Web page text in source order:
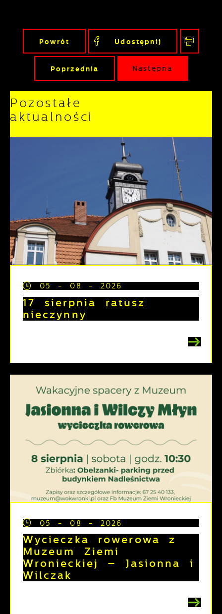
Powrót Udostępnij
Poprzednia Następna
Pozostałe
aktualności
05 - 08 - 2026
17 sierpnia ratusz
nieczynny
05 - 08 - 2026
Wycieczka rowerowa z
Muzeum Ziemi
Wronieckiej – Jasionna i
Wilczak